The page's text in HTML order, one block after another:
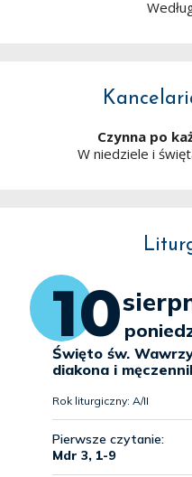
Czynna po
W niedziele i